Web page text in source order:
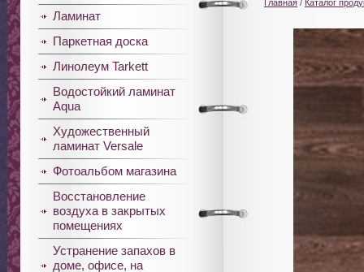
Ламинат
Паркетная доска
Линолеум Tarkett
Водостойкий ламинат
Aqua
Художественный
ламинат Versale
Фотоальбом магазина
Восстановление
воздуха в закрытых
помещениях
Устранение запахов в
доме, офисе, на
Главная / Каталог